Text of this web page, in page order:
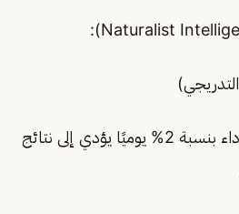
- تُشير إلى أن تحسين الأداء بنسبة 2% يوميًا يؤدي إلى نتائج